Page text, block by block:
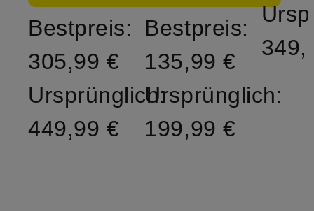
Bestpreis:
305,99 €
Ursprünglich:
449,99 €
Bestpreis:
135,99 €
Ursprünglich:
199,99 €